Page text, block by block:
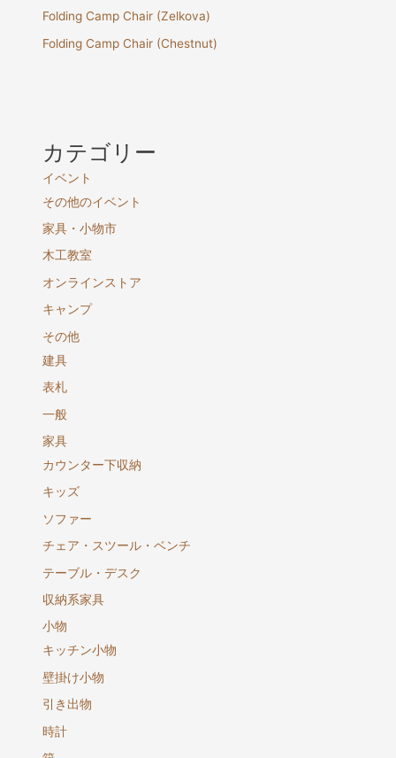
Folding Camp Chair (Zelkova)
Folding Camp Chair (Chestnut)
カテゴリー
イベント
その他のイベント
家具・小物市
木工教室
オンラインストア
キャンプ
その他
建具
表札
一般
家具
カウンター下収納
キッズ
ソファー
チェア・スツール・ベンチ
テーブル・デスク
収納系家具
小物
キッチン小物
壁掛け小物
引き出物
時計